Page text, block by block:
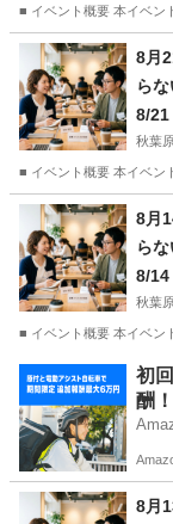
■ イベント概要 本イベン
東京 台東区 秋
8月
ら
原】
8/21
秋葉
■ イベント概要 本イベン
東京 台東区 秋
8月
ら
原】
8/14
秋葉
■ イベント概要 本イベン
秋
初
酬！
う！
8月